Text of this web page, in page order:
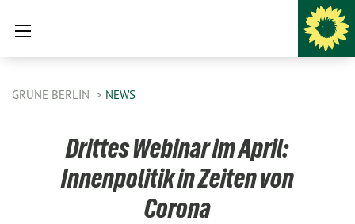
GRÜNE BERLIN NEWS
Drittes Webinar im April:
Innenpolitik in Zeiten von
Corona